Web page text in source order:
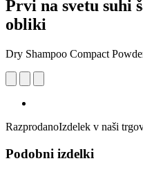
Prvi na svetu suhi
obliki
Dry Shampoo Compact
RazprodanoIzdelek v naši
Podobni izdelki